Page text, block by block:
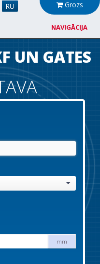
Grozs
RU
NAVIGĀCIJA
UN GATES
mm